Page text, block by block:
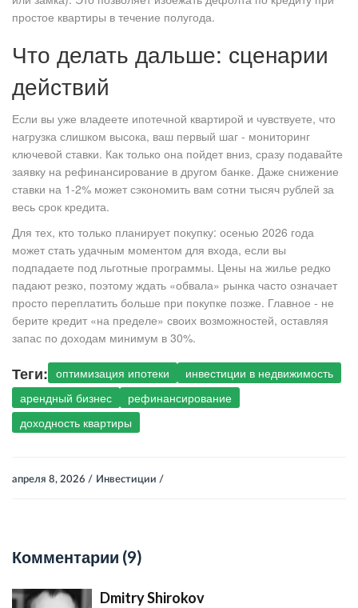
простое квартиры в течение полугода.
Что делать дальше: сценарии
действий
Если вы уже владеете ипотечной квартирой и чувствуете, что
нагрузка слишком высока, ваш первый шаг - мониторинг
ключевой ставки. Как только она пойдет вниз, сразу подавайте
заявку на рефинансирование в другом банке. Даже снижение
ставки на 1-2% может сэкономить вам сотни тысяч рублей за
весь срок кредита.
Для тех, кто только планирует покупку: осенью 2026 года
может стать удачным моментом для входа, если вы
подпадаете под льготные программы. Цены на жилье редко
падают резко, поэтому ждать «обвала» рынка часто означает
просто переплатить больше при покупке позже. Главное - не
берите кредит «на пределе» своих возможностей, оставляя
запас по доходам минимум в 30%.
Теги: оптимизация ипотеки
инвестиции в недвижимость
арендный бизнес
рефинансирование
доходность квартиры
апреля 8, 2026 / Инвестиции /
Комментарии (9)
Dmitry Shirokov